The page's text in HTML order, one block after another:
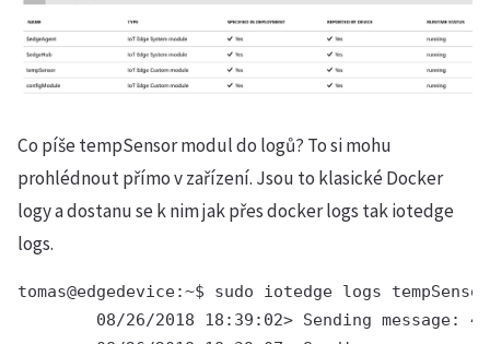
Co píše tempSensor modul do logů? To si mohu
prohlédnout přímo v zařízení. Jsou to klasické Docker
logy a dostanu se k nim jak přes docker logs tak iotedge
logs.
tomas@edgedevice:~$ sudo iotedge logs
08/26/2018 18:39:02> Sending message: